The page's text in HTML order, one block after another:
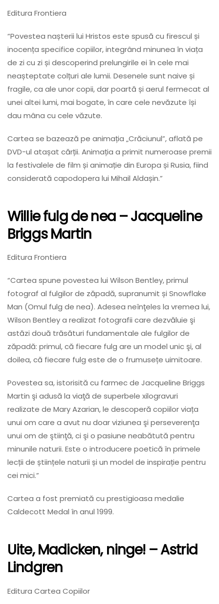
Editura Frontiera
“Povestea nașterii lui Hristos este spusă cu firescul și
inocența specifice copiilor, integrând minunea în viața
de zi cu zi și descoperind prelungirile ei în cele mai
neașteptate colțuri ale lumii. Desenele sunt naive și
fragile, ca ale unor copii, dar poartă și aerul fermecat al
unei altei lumi, mai bogate, în care cele nevăzute își
dau mâna cu cele văzute.
Cartea se bazează pe animația „Crăciunul”, aflată pe
DVD-ul atașat cărții. Animația a primit numeroase premii
la festivalele de film și animație din Europa și Rusia, fiind
considerată capodopera lui Mihail Aldașin.”
Willie fulg de nea– Jacqueline
Briggs Martin
Editura Frontiera
“Cartea spune povestea lui Wilson Bentley, primul
fotograf al fulgilor de zăpadă, supranumit și Snowflake
Man (Omul fulg de nea). Adesea neînţeles la vremea lui,
Wilson Bentley a realizat fotografii care dezvăluie şi
astăzi două trăsături fundamentale ale fulgilor de
zăpadă: primul, că fiecare fulg are un model unic şi, al
doilea, că fiecare fulg este de o frumusețe uimitoare.
Povestea sa, istorisită cu farmec de Jacqueline Briggs
Martin şi adusă la viaţă de superbele xilogravuri
realizate de Mary Azarian, le descoperă copiilor viața
unui om care a avut nu doar viziunea şi perseverenţa
unui om de ştiinţă, ci şi o pasiune neabătută pentru
minunile naturii. Este o introducere poetică în primele
lecții de științele naturii și un model de inspirație pentru
cei mici.”
Cartea a fost premiată cu prestigioasa medalie
Caldecott Medal în anul 1999.
Uite, Madicken, ninge!– Astrid
Lindgren
Editura Cartea Copiilor